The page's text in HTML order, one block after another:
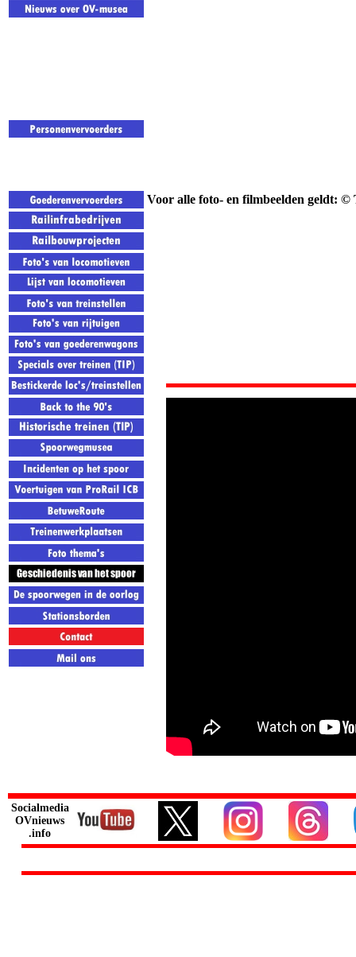
Voor alle foto- en filmbeelden geldt:
Socialmedia
OVnieuws
.info